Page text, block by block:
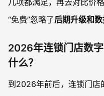
几项都满足，再去对比价
“免费”忽略了后期升级和
2026年连锁门店数
什么？
到2026年前后，连锁门店